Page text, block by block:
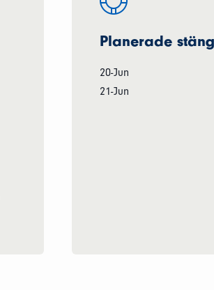
Planerade
20-Jun
21-Jun